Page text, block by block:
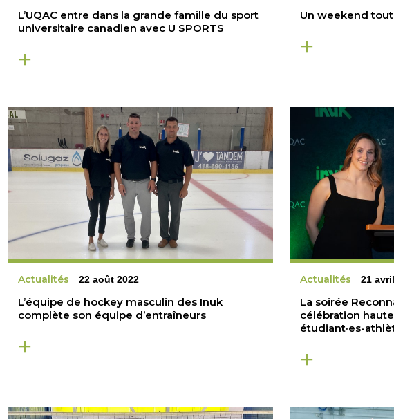
L’UQAC entre dans la grande famille du sport
universitaire canadien avec U SPORTS
Un weekend
Actualités 22 août 2022
L’équipe de hockey masculin des Inuk
complète son équipe d’entraîneurs
Actualités 21
La soirée
célébration
étudiant·es-